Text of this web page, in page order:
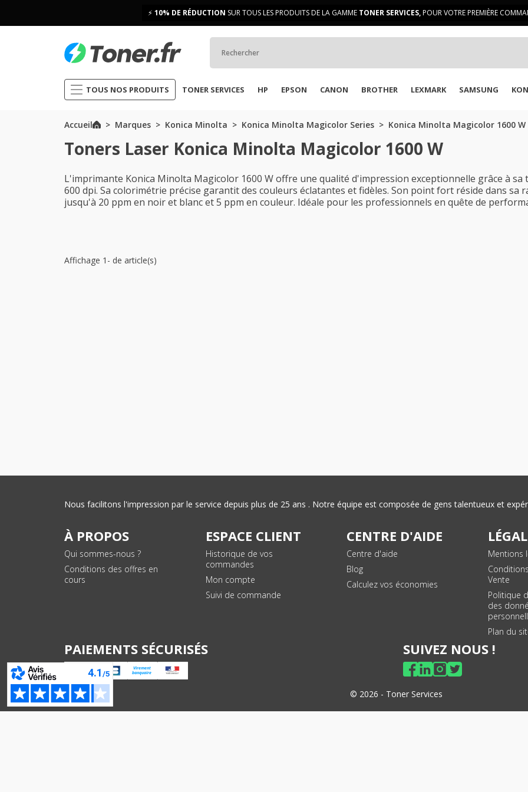
⚡ 10% DE RÉDUCTION SUR TOUS LES PRODUITS DE LA GAMME TONER SERVICES,POUR VOTRE PREMIÈRE
TOUS NOS PRODUITS TONER SERVICES HP EPSON CANON BROTHER LEXMARK SAMSUNG
Accueil Marques Konica Minolta Konica Minolta Magicolor Series Konica Minolta Magicolor 1600 W
Toners Laser Konica Minolta Magicolor 1600 W
L'imprimante Konica Minolta Magicolor 1600 W offre une qualité d'impression exceptionnelle grâce à
600 dpi. Sa colorimétrie précise garantit des couleurs éclatantes et fidèles. Son point fort réside dans sa
jusqu'à 20 ppm en noir et blanc et 5 ppm en couleur. Idéale pour les professionnels en quête de
Affichage 1- de article(s)
Nous facilitons l'impression par le service depuis plus de 25 ans . Notre équipe est composée de gens talentueux et
À PROPOS
Qui sommes-nous ?
Conditions des offres en
cours
ESPACE CLIENT
Historique de vos
commandes
Mon compte
Suivi de commande
CENTRE D'AIDE
Centre d'aide
Blog
Calculez vos économies
LÉGAL
Mentions
Vente
Politique
des
Plan du
PAIEMENTS SÉCURISÉS SUIVEZ NOUS !
© 2026 - Toner Services